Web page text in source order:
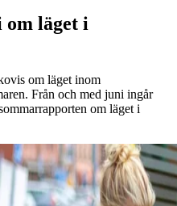
läget i
om läget inom
Från och med juni ingår
om läget i